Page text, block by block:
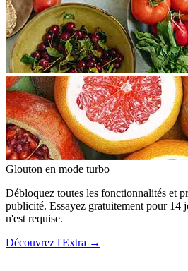
Glouton en mode turbo
Débloquez toutes les fonctionnalités et
publicité. Essayez gratuitement pour 14
n'est requise.
Découvrez l'Extra →